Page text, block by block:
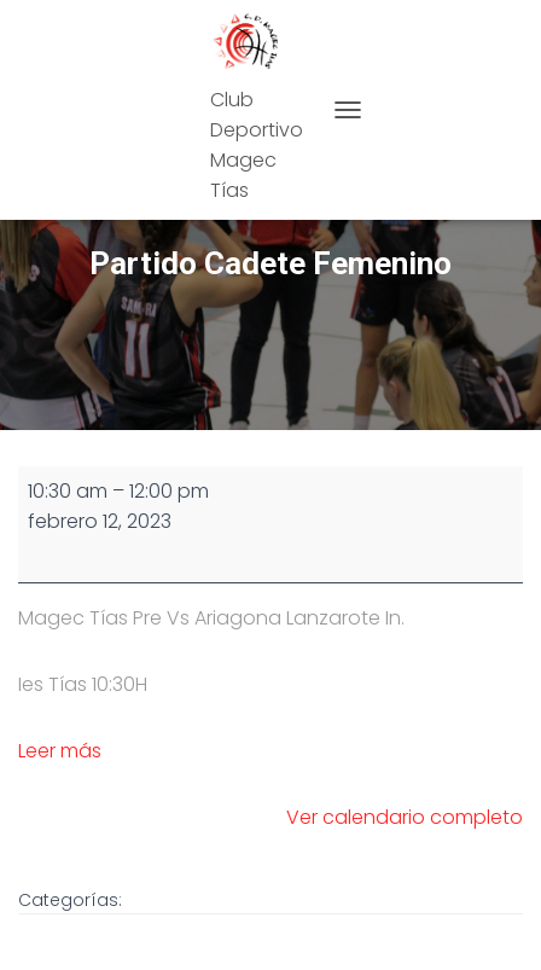
Club
Deportivo
Magec
Tías
Partido Cadete Femenino
Partido
Cadete
10:30 am –12:00 pm
febrero 12, 2023
Magec Tías Pre Vs Ariagona Lanzarote In.
Ies Tías 10:30H
Leer más
Ver calendario completo
Categorías: